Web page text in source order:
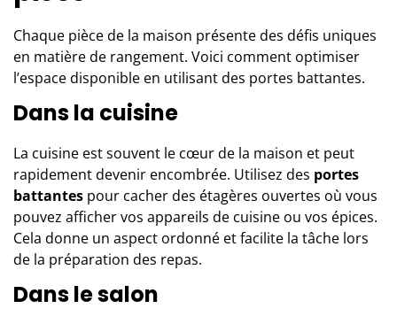
Chaque pièce de la maison présente des défis uniques
en matière de rangement. Voici comment optimiser
l’espace disponible en utilisant des portes battantes.
Dans la cuisine
La cuisine est souvent le cœur de la maison et peut
rapidement devenir encombrée. Utilisez des portes
battantes pour cacher des étagères ouvertes où vous
pouvez afficher vos appareils de cuisine ou vos épices.
Cela donne un aspect ordonné et facilite la tâche lors
de la préparation des repas.
Dans le salon